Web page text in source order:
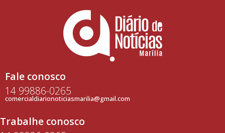
Fale conosco
14 99886-0265
comercialdiarionoticiasmarilia@gmail.com
Trabalhe conosco